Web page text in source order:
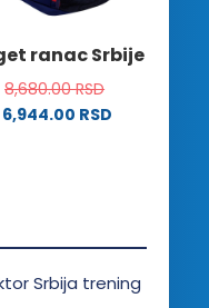
na
proizvoda.
ranac Srbije
8,680.00RSD
6,944.00 RSD